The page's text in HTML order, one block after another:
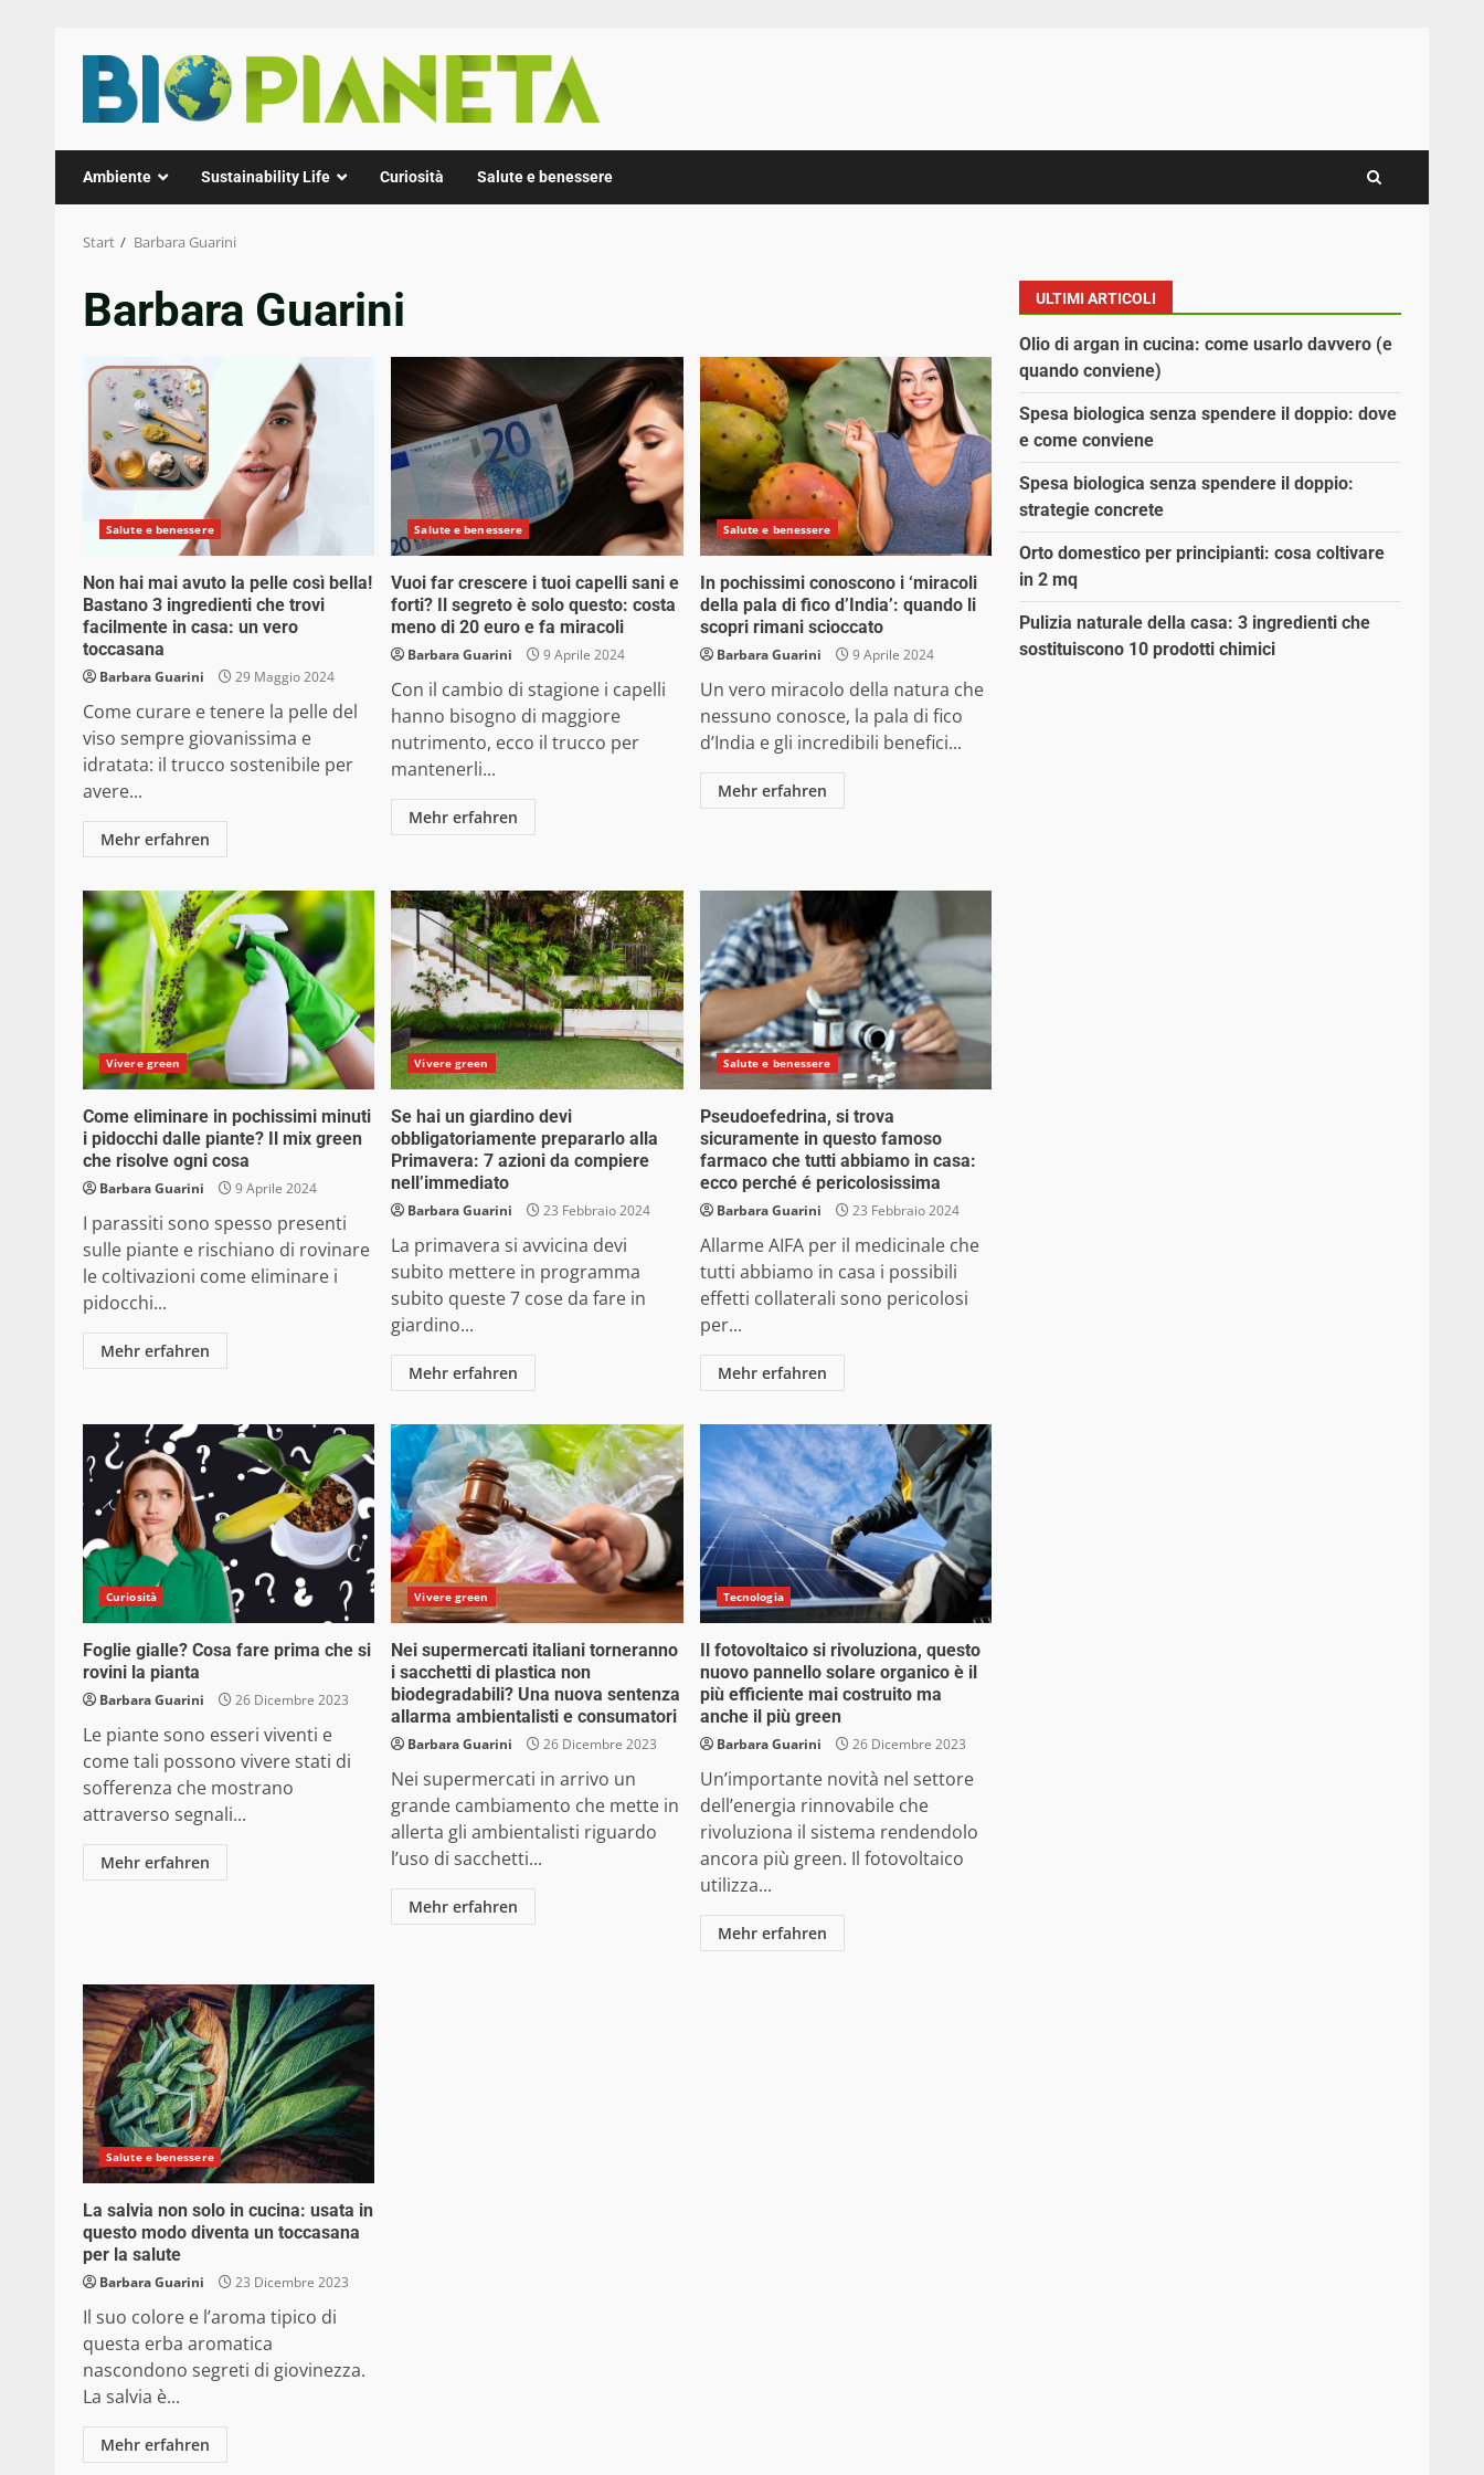
Inhalt
springen
Ambiente Sustainability Life Curiosità Salute e benessere
Start Barbara Guarini
Barbara Guarini
Salute e benessere
Non hai mai avuto la pelle così bella!
Bastano 3 ingredienti che trovi
facilmente in casa: un vero
toccasana
Barbara Guarini 29 Maggio 2024
Come curare e tenere la pelle del
viso sempre giovanissima e
idratata: il trucco sostenibile per
avere...
Mehr erfahren
Salute e benessere
Vuoi far crescere i tuoi capelli sani e
forti? Il segreto è solo questo: costa
meno di 20 euro e fa miracoli
Barbara Guarini 9 Aprile 2024
Con il cambio di stagione i capelli
hanno bisogno di maggiore
nutrimento, ecco il trucco per
mantenerli...
Mehr erfahren
Salute e benessere
In pochissimi conoscono i ‘miracoli
della pala di fico d’India’: quando li
scopri rimani scioccato
Barbara Guarini 9 Aprile 2024
Un vero miracolo della natura che
nessuno conosce, la pala di fico
d’India e gli incredibili benefici...
Mehr erfahren
Vivere green
Come eliminare in pochissimi minuti
i pidocchi dalle piante? Il mix green
che risolve ogni cosa
Barbara Guarini 9 Aprile 2024
I parassiti sono spesso presenti
sulle piante e rischiano di rovinare
le coltivazioni come eliminare i
pidocchi...
Mehr erfahren
Vivere green
Se hai un giardino devi
obbligatoriamente prepararlo alla
Primavera: 7 azioni da compiere
nell’immediato
Barbara Guarini 23 Febbraio 2024
La primavera si avvicina devi
subito mettere in programma
subito queste 7 cose da fare in
giardino...
Mehr erfahren
Salute e benessere
Pseudoefedrina, si trova
sicuramente in questo famoso
farmaco che tutti abbiamo in casa:
ecco perché é pericolosissima
Barbara Guarini 23 Febbraio 2024
Allarme AIFA per il medicinale che
tutti abbiamo in casa i possibili
effetti collaterali sono pericolosi
per...
Mehr erfahren
Curiosità
Foglie gialle? Cosa fare prima che si
rovini la pianta
Barbara Guarini 26 Dicembre 2023
Le piante sono esseri viventi e
come tali possono vivere stati di
sofferenza che mostrano
attraverso segnali...
Mehr erfahren
Vivere green
Nei supermercati italiani torneranno
i sacchetti di plastica non
biodegradabili? Una nuova sentenza
allarma ambientalisti e consumatori
Barbara Guarini 26 Dicembre 2023
Nei supermercati in arrivo un
grande cambiamento che mette in
allerta gli ambientalisti riguardo
l’uso di sacchetti...
Mehr erfahren
Tecnologia
Il fotovoltaico si rivoluziona, questo
nuovo pannello solare organico è il
più efficiente mai costruito ma
anche il più green
Barbara Guarini 26 Dicembre 2023
Un’importante novità nel settore
dell’energia rinnovabile che
rivoluziona il sistema rendendolo
ancora più green. Il fotovoltaico
utilizza...
Mehr erfahren
Salute e benessere
La salvia non solo in cucina: usata in
questo modo diventa un toccasana
per la salute
Barbara Guarini 23 Dicembre 2023
Il suo colore e l’aroma tipico di
questa erba aromatica
nascondono segreti di giovinezza.
La salvia è...
Mehr erfahren
ULTIMI ARTICOLI
Olio di argan in cucina: come usarlo davvero (e
quando conviene)
Spesa biologica senza spendere il doppio: dove
e come conviene
Spesa biologica senza spendere il doppio:
strategie concrete
Orto domestico per principianti: cosa coltivare
in 2 mq
Pulizia naturale della casa: 3 ingredienti che
sostituiscono 10 prodotti chimici